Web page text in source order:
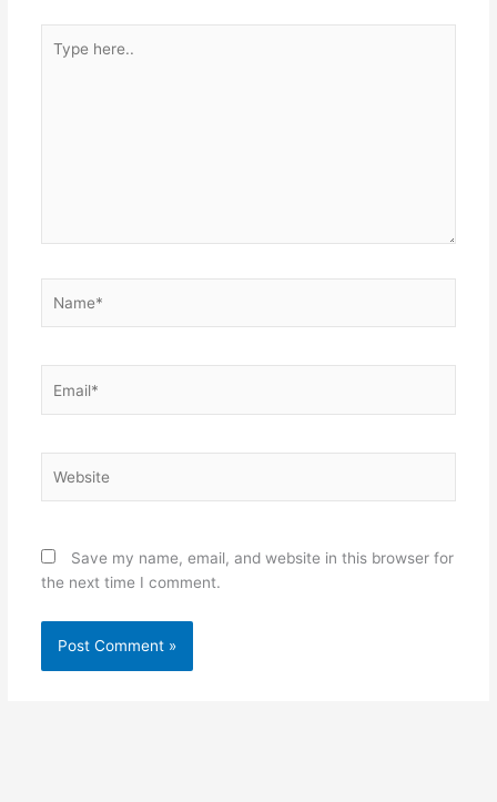
here..
Save my name, email, and website in this browser for
the next time I comment.